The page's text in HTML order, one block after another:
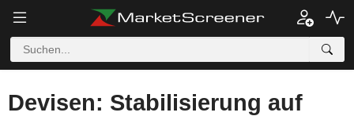
Devisen: Stabilisierung auf